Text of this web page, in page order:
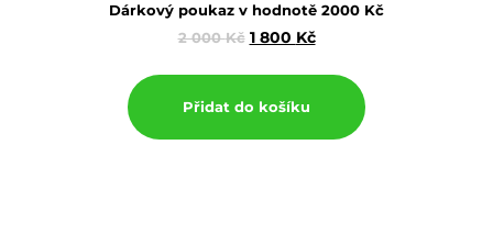
Dárkový poukaz v hodnotě 2000 Kč
2 000Kč 1 800 Kč
Přidat do košíku